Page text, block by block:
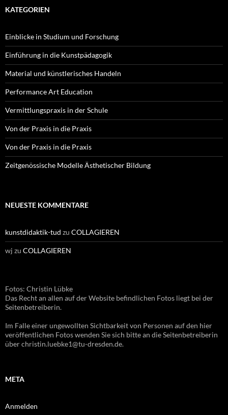
KATEGORIEN
Einblicke in Studium und Forschung
Einführung in die Kunstpädagogik
Material und künstlerisches Handeln
Performance Art Education
Vermittlungspraxis in der Schule
Von der Praxis in die Praxis
Von der Praxis in die Praxis
Zeitgenössische Modelle Ästhetischer Bildung
NEUESTE KOMMENTARE
kunstdidaktik-tud zu COLLAGIEREN
wj zu COLLAGIEREN
Fotos: Christin Lübke
Das Recht an allen auf der Website befindlichen Fotos liegt bei der
Seitenbetreiberin.
Im Falle einer ungewollten Sichtbarkeit von Personen auf den hier
veröffentlichen Fotos wenden Sie sich bitte an die Seitenbetreiberin
über christin.luebke1@tu-dresden.de.
META
Anmelden